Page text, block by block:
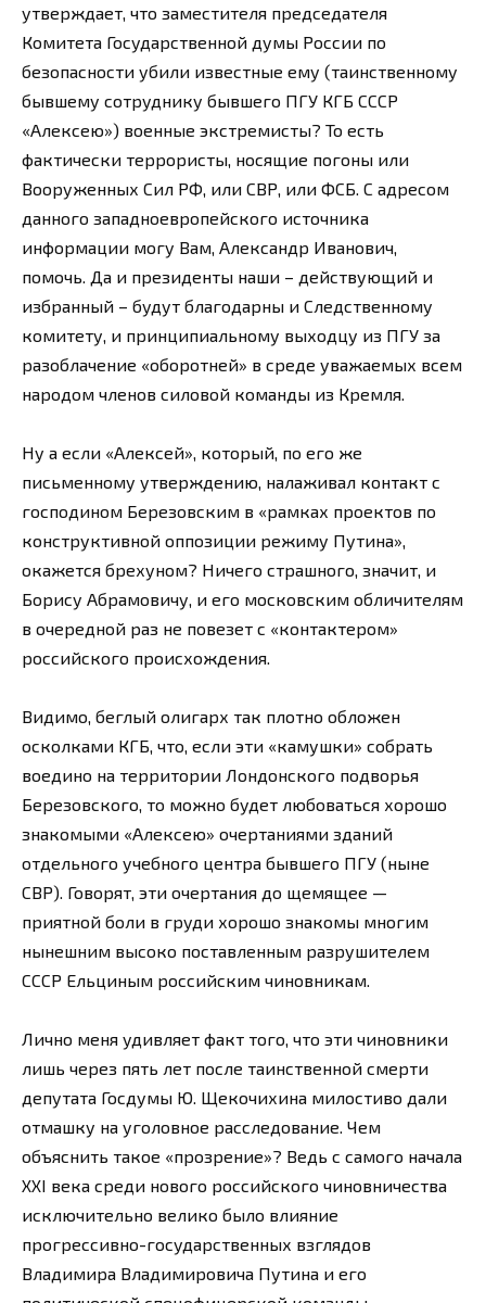
утверждает, что заместителя председателя
Комитета Государственной думы России по
безопасности убили известные ему (таинственному
бывшему сотруднику бывшего ПГУ КГБ СССР
«Алексею») военные экстремисты? То есть
фактически террористы, носящие погоны или
Вооруженных Сил РФ, или СВР, или ФСБ. С адресом
данного западноевропейского источника
информации могу Вам, Александр Иванович,
помочь. Да и президенты наши – действующий и
избранный – будут благодарны и Следственному
комитету, и принципиальному выходцу из ПГУ за
разоблачение «оборотней» в среде уважаемых всем
народом членов силовой команды из Кремля.
Ну а если «Алексей», который, по его же
письменному утверждению, налаживал контакт с
господином Березовским в «рамках проектов по
конструктивной оппозиции режиму Путина»,
окажется брехуном? Ничего страшного, значит, и
Борису Абрамовичу, и его московским обличителям
в очередной раз не повезет с «контактером»
российского происхождения.
Видимо, беглый олигарх так плотно обложен
осколками КГБ, что, если эти «камушки» собрать
воедино на территории Лондонского подворья
Березовского, то можно будет любоваться хорошо
знакомыми «Алексею» очертаниями зданий
отдельного учебного центра бывшего ПГУ (ныне
СВР). Говорят, эти очертания до щемящее —
приятной боли в груди хорошо знакомы многим
нынешним высоко поставленным разрушителем
СССР Ельциным российским чиновникам.
Лично меня удивляет факт того, что эти чиновники
лишь через пять лет после таинственной смерти
депутата Госдумы Ю. Щекочихина милостиво дали
отмашку на уголовное расследование. Чем
объяснить такое «прозрение»? Ведь с самого начала
ХХI века среди нового российского чиновничества
исключительно велико было влияние
прогрессивно-государственных взглядов
Владимира Владимировича Путина и его